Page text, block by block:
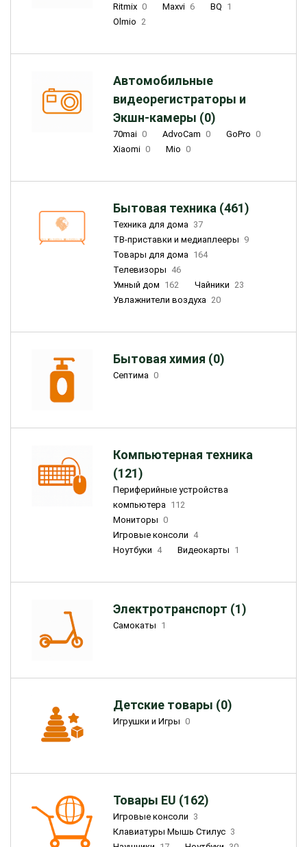
Ritmix 0 Maxvi 6 BQ 1
Olmio 2
Автомобильные
видеорегистраторы и
Экшн-камеры (0)
70mai 0 AdvoCam 0 GoPro 0
Xiaomi 0 Mio 0
Бытовая техника (461)
Техника для дома 37
ТВ-приставки и медиаплееры 9
Товары для дома 164
Телевизоры 46
Умный дом 162 Чайники 23
Увлажнители воздуха 20
Бытовая химия (0)
Септима 0
Компьютерная техника
(121)
Периферийные устройства
компьютера 112
Мониторы 0
Игровые консоли 4
Ноутбуки 4 Видеокарты 1
Электротранспорт (1)
Самокаты 1
Детские товары (0)
Игрушки и Игры 0
Товары EU (162)
Игровые консоли 3
Клавиатуры Мышь Стилус 3